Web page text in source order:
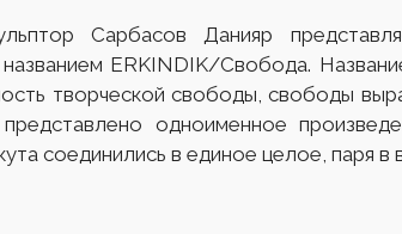
Сарбасов Данияр
ERKINDIK/Свобода.
творческой свободы, свободы
одноименное
соединились в единое целое, паря